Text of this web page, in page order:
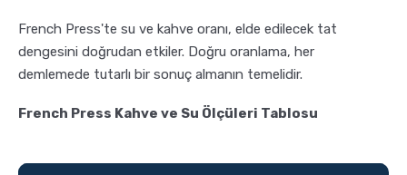
French Press'te su ve kahve oranı, elde edilecek tat
dengesini doğrudan etkiler. Doğru oranlama, her
demlemede tutarlı bir sonuç almanın temelidir.
French Press Kahve ve Su Ölçüleri Tablosu